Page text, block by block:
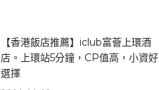
【香港飯店推薦】iclub富薈上環酒
店。上環站5分鐘，CP值高，小資好
選擇